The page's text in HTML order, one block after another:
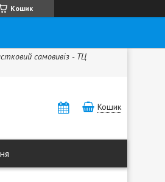
Кошик
самовивіз - ТЦ
Кошик